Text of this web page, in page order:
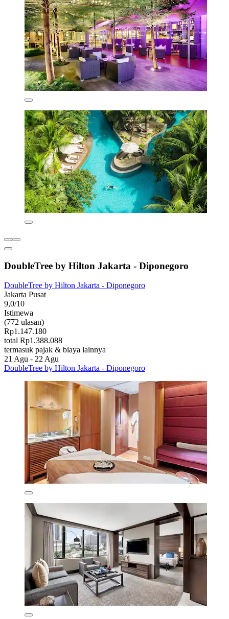
DoubleTree by Hilton Jakarta - Diponegoro
DoubleTree by Hilton Jakarta - Diponegoro
Jakarta Pusat
9,0/10
Istimewa
(772 ulasan)
Rp1.147.180
total Rp1.388.088
termasuk pajak & biaya lainnya
21 Agu - 22 Agu
DoubleTree by Hilton Jakarta - Diponegoro